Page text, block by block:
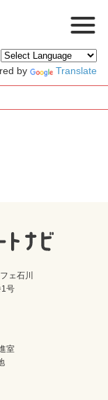
by Translate
ェ石川
号
室